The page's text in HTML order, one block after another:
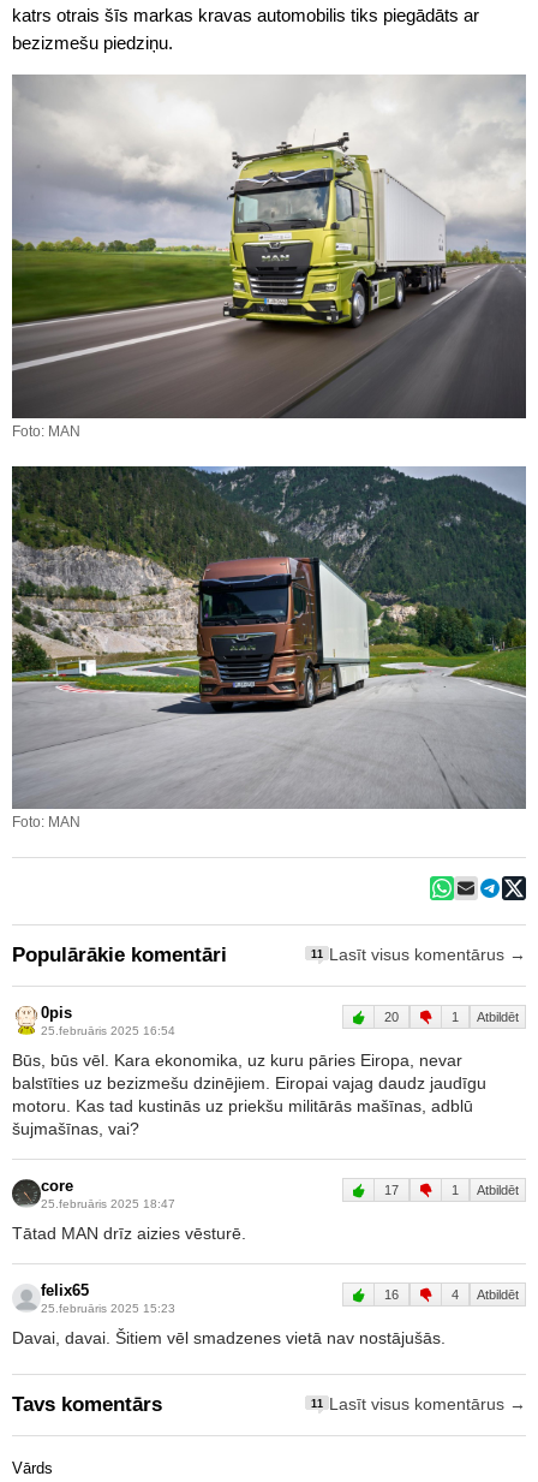
katrs otrais šīs markas kravas automobilis tiks piegādāts ar
bezizmešu piedziņu.
Foto: MAN
Foto: MAN
Populārākie komentāri 11 Lasīt visus komentārus →
0pis
25.februāris 2025 16:54
20 1 Atbildēt
Būs, būs vēl. Kara ekonomika, uz kuru pāries Eiropa, nevar
balstīties uz bezizmešu dzinējiem. Eiropai vajag daudz jaudīgu
motoru. Kas tad kustinās uz priekšu militārās mašīnas, adblū
šujmašīnas, vai?
core
25.februāris 2025 18:47
17 1 Atbildēt
Tātad MAN drīz aizies vēsturē.
felix65
25.februāris 2025 15:23
16 4 Atbildēt
Davai, davai. Šitiem vēl smadzenes vietā nav nostājušās.
Tavs komentārs 11 Lasīt visus komentārus →
Vārds